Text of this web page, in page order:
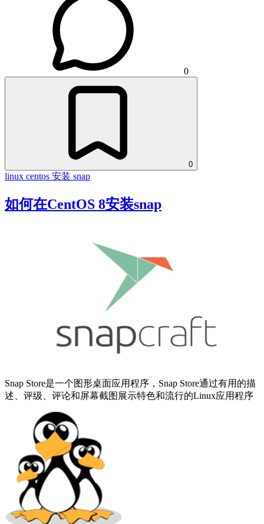
0
0
linux centos 安装 snap
如何在CentOS 8安装snap
Snap Store是一个图形桌面应用程序，Snap Store通过有用的描
述、评级、评论和屏幕截图展示特色和流行的Linux应用程序